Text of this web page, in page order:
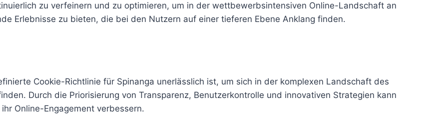
zu verfeinern und zu optimieren, um in der wettbewerbsintensiven Online-Landschaft an
Erlebnisse zu bieten, die bei den Nutzern auf einer tieferen Ebene Anklang finden.
Cookie-Richtlinie für Spinanga unerlässlich ist, um sich in der komplexen Landschaft des
Durch die Priorisierung von Transparenz, Benutzerkontrolle und innovativen Strategien kann
Online-Engagement verbessern.